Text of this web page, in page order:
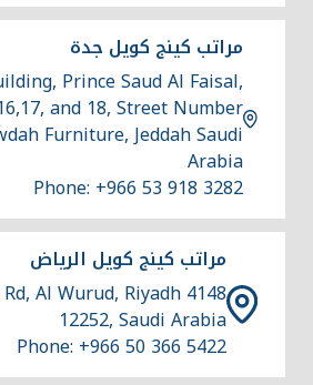
مراتب كينج كويل جدة
Prince Saud Al Faisal,
and 18, Street Number
Furniture, Jeddah Saudi
Arabia
Phone: +966 53 918 3282
مراتب كينج كويل الرياض
Rd, Al Wurud, Riyadh
12252, Saudi Arabia
Phone: +966 50 366 5422